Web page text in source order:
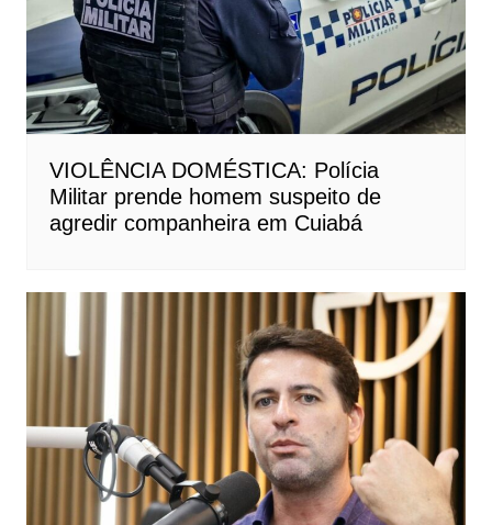
VIOLÊNCIA DOMÉSTICA: Polícia
Militar prende homem suspeito de
agredir companheira em Cuiabá